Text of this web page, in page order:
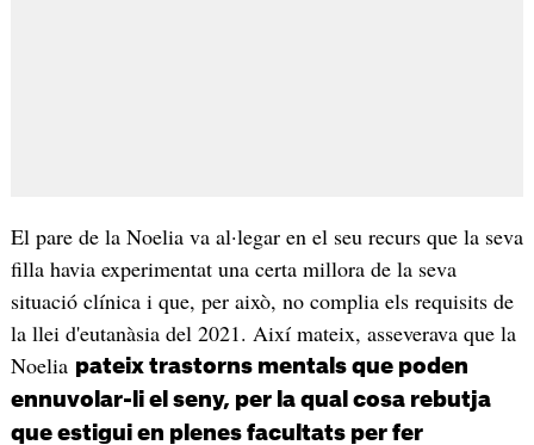
El pare de la Noelia va al·legar en el seu recurs que la seva
filla havia experimentat una certa millora de la seva
situació clínica i que, per això, no complia els requisits de
la llei d'eutanàsia del 2021. Així mateix, asseverava que la
Noelia pateix trastorns mentals que poden
ennuvolar-li el seny, per la qual cosa rebutja
que estigui en plenes facultats per fer